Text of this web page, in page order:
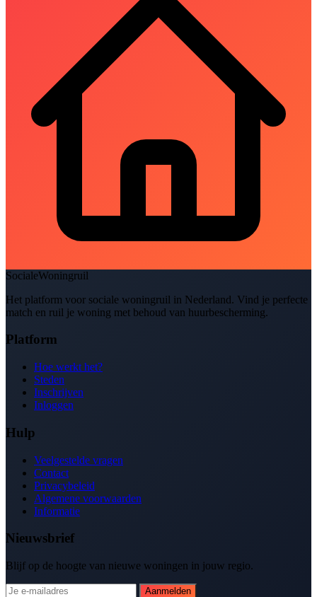
SocialeWoningruil
Het platform voor sociale woningruil in Nederland. Vind je perfecte
match en ruil je woning met behoud van huurbescherming.
Platform
Hoe werkt het?
Steden
Inschrijven
Inloggen
Hulp
Veelgestelde vragen
Contact
Privacybeleid
Algemene voorwaarden
Informatie
Nieuwsbrief
Blijf op de hoogte van nieuwe woningen in jouw regio.
Aanmelden